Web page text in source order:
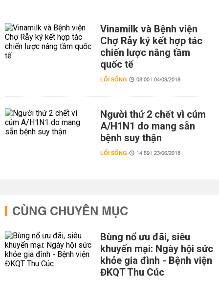
Vinamilk và Bệnh viện
Chợ Rẫy ký kết hợp tác
chiến lược nâng tầm
quốc tế
LỐI SỐNG 08:00 | 04/09/2018
Người thứ 2 chết vì cúm
A/H1N1 do mang sẵn
bệnh suy thận
LỐI SỐNG 14:59 | 23/06/2018
CÙNG CHUYÊN MỤC
Bùng nổ ưu đãi, siêu
khuyến mại: Ngày hội sức
khỏe gia đình - Bệnh viện
ĐKQT Thu Cúc